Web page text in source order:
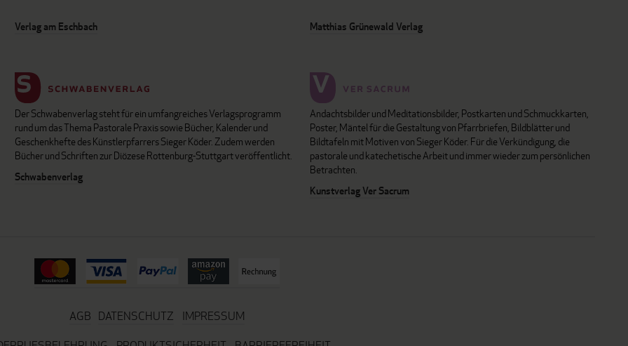
Verlag am Eschbach Matthias Grünewald Verlag
Der Schwabenverlag steht für ein umfangreiches Verlagsprogramm
rund um das Thema Pastorale Praxis sowie Bücher, Kalender und
Geschenkhefte des Künstlerpfarrers Sieger Köder. Zudem werden
Bücher und Schriften zur Diözese Rottenburg-Stuttgart veröffentlicht.
Schwabenverlag
Andachtsbilder und Meditationsbilder, Postkarten und Schmuckkarten,
Poster, Mäntel für die Gestaltung von Pfarrbriefen, Bildblätter und
Bildtafeln mit Motiven von Sieger Köder. Für die Verkündigung, die
pastorale und katechetische Arbeit und immer wieder zum persönlichen
Betrachten.
Kunstverlag Ver Sacrum
AGB DATENSCHUTZ
IMPRESSUM